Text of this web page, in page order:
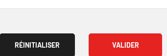
RÉINITIALISER VALIDER